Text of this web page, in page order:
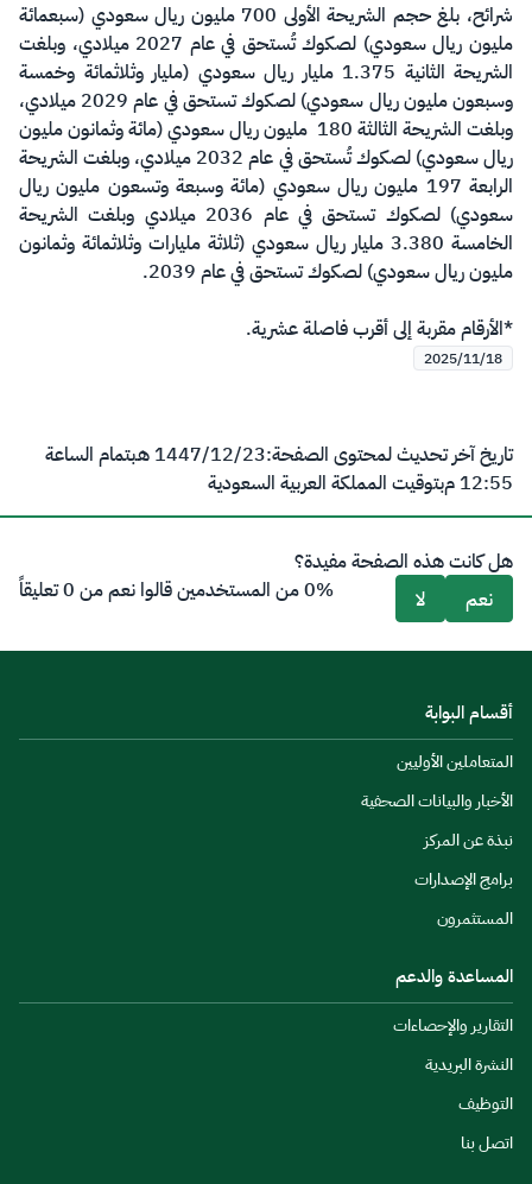
شرائح، بلغ حجم الشريحة الأولى 700 مليون ريال سعودي (سبعمائة
مليون ريال سعودي) لصكوك تُستحق في عام 2027 ميلادي، وبلغت
الشريحة الثانية 1.375 مليار ريال سعودي (مليار وثلاثمائة وخمسة
وسبعون مليون ريال سعودي) لصكوك تستحق في عام 2029 ميلادي،
وبلغت الشريحة الثالثة 180 مليون ريال سعودي (مائة وثمانون مليون
ريال سعودي) لصكوك تُستحق في عام 2032 ميلادي، وبلغت الشريحة
الرابعة 197 مليون ريال سعودي (مائة وسبعة وتسعون مليون ريال
سعودي) لصكوك تستحق في عام 2036 ميلادي وبلغت الشريحة
الخامسة 3.380 مليار ريال سعودي (ثلاثة مليارات وثلاثمائة وثمانون
مليون ريال سعودي) لصكوك تستحق في عام 2039.
*الأرقام مقربة إلى أقرب فاصلة عشرية.​
2025/11/18
تاريخ آخر تحديث لمحتوى الصفحة:23‏/12‏/1447 هـ
بتمام الساعة
12:55 م
بتوقيت المملكة العربية السعودية
هل كانت هذه الصفحة مفيدة؟
نعم
لا 0% من المستخدمين قالوا نعم من 0 تعليقاً
أقسام البوابة
المتعاملين الأوليين
الأخبار والبيانات الصحفية
نبذة عن المركز
برامج الإصدارات
المستثمرون
المساعدة والدعم
التقارير والإحصاءات
النشرة البريدية
التوظيف
اتصل بنا